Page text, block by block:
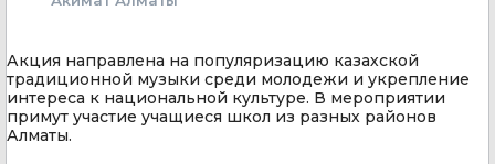
Акция направлена на популяризацию казахской
традиционной музыки среди молодежи и укрепление
интереса к национальной культуре. В мероприятии
примут участие учащиеся школ из разных районов
Алматы.